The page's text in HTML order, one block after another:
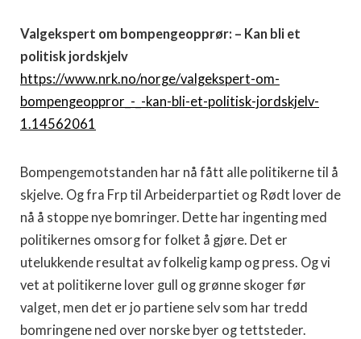
Valgekspert om bompengeopprør: – Kan bli et
politisk jordskjelv
https://www.nrk.no/norge/valgekspert-om-
bompengeoppror_-_-kan-bli-et-politisk-jordskjelv-
1.14562061
Bompengemotstanden har nå fått alle politikerne til å
skjelve. Og fra Frp til Arbeiderpartiet og Rødt lover de
nå å stoppe nye bomringer. Dette har ingenting med
politikernes omsorg for folket å gjøre. Det er
utelukkende resultat av folkelig kamp og press. Og vi
vet at politikerne lover gull og grønne skoger før
valget, men det er jo partiene selv som har tredd
bomringene ned over norske byer og tettsteder.